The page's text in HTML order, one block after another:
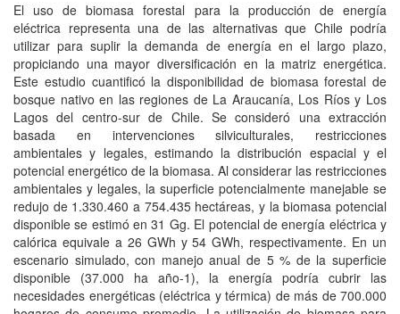
El uso de biomasa forestal para la producción de energía
eléctrica representa una de las alternativas que Chile podría
utilizar para suplir la demanda de energía en el largo plazo,
propiciando una mayor diversificación en la matriz energética.
Este estudio cuantificó la disponibilidad de biomasa forestal de
bosque nativo en las regiones de La Araucanía, Los Ríos y Los
Lagos del centro-sur de Chile. Se consideró una extracción
basada en intervenciones silviculturales, restricciones
ambientales y legales, estimando la distribución espacial y el
potencial energético de la biomasa. Al considerar las restricciones
ambientales y legales, la superficie potencialmente manejable se
redujo de 1.330.460 a 754.435 hectáreas, y la biomasa potencial
disponible se estimó en 31 Gg. El potencial de energía eléctrica y
calórica equivale a 26 GWh y 54 GWh, respectivamente. En un
escenario simulado, con manejo anual de 5 % de la superficie
disponible (37.000 ha año-1), la energía podría cubrir las
necesidades energéticas (eléctrica y térmica) de más de 700.000